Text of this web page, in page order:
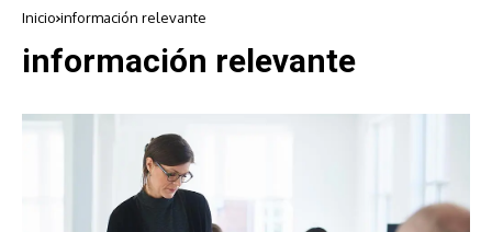
Inicio información relevante
información relevante